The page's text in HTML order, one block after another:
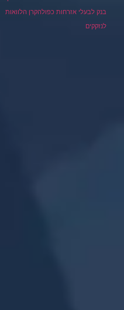
בנק לבעלי אזרחות כפולהקרן הלוואות
לנזקקים